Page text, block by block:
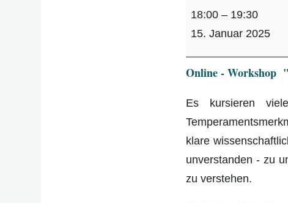
Workshop
“Bin
ich
18:00 – 19:30
15. Januar 2025
Online - Workshop
Es kursieren
klare
unverstanden - zu
zu verstehen.